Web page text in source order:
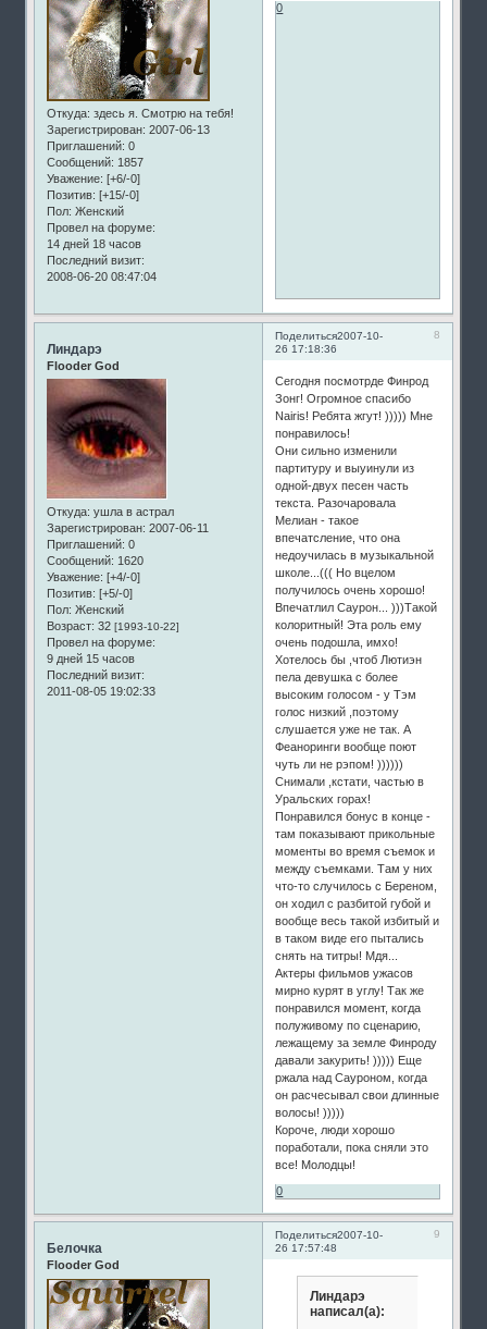
Откуда: здесь я. Смотрю на тебя!
Зарегистрирован: 2007-06-13
Приглашений: 0
Сообщений: 1857
Уважение: [+6/-0]
Позитив: [+15/-0]
Пол: Женский
Провел на форуме:
14 дней 18 часов
Последний визит:
2008-06-20 08:47:04
0
Поделиться 8
2007-10-
26 17:18:36
Линдарэ
Flooder God
Откуда: ушла в астрал
Зарегистрирован: 2007-06-11
Приглашений: 0
Сообщений: 1620
Уважение: [+4/-0]
Позитив: [+5/-0]
Пол: Женский
Возраст: 32[1993-10-22]
Провел на форуме:
9 дней 15 часов
Последний визит:
2011-08-05 19:02:33
Сегодня посмотрде Финрод
Зонг! Огромное спасибо
Nairis! Ребята жгут! ))))) Мне
понравилось!
Они сильно изменили
партитуру и выуинули из
одной-двух песен часть
текста. Разочаровала
Мелиан - такое
впечатсление, что она
недоучилась в музыкальной
школе...((( Но вцелом
получилось очень хорошо!
Впечатлил Саурон... )))Такой
колоритный! Эта роль ему
очень подошла, имхо!
Хотелось бы ,чтоб Лютиэн
пела девушка с более
высоким голосом - у Тэм
голос низкий ,поэтому
слушается уже не так. А
Феаноринги вообще поют
чуть ли не рэпом! ))))))
Снимали ,кстати, частью в
Уральских горах!
Понравился бонус в конце -
там показывают прикольные
моменты во время съемок и
между съемками. Там у них
что-то случилось с Береном,
он ходил с разбитой губой и
вообще весь такой избитый и
в таком виде его пытались
снять на титры! Мдя...
Актеры фильмов ужасов
мирно курят в углу! Так же
понравился момент, когда
полуживому по сценарию,
лежащему за земле Финроду
давали закурить! ))))) Еще
ржала над Сауроном, когда
он расчесывал свои длинные
волосы! )))))
Короче, люди хорошо
поработали, пока сняли это
все! Молодцы!
0
Поделиться 9
2007-10-
26 17:57:48
Белочка
Flooder God
Линдарэ
написал(а):